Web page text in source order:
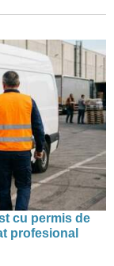
cu permis de
profesional